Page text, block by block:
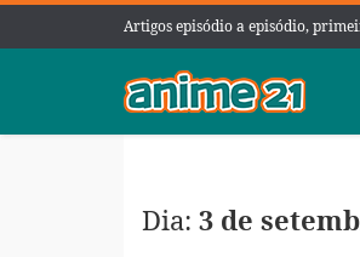
Artigos episódio a episódio,
Dia: 3 de